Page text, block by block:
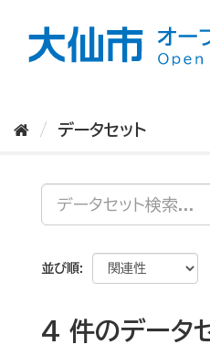
データセット
並び順
4 件のデータ